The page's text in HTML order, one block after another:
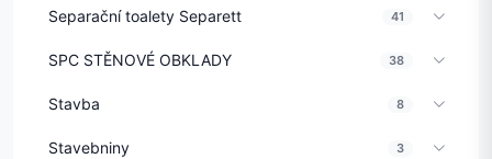
Separační toalety Separett 41
SPC STĚNOVÉ OBKLADY 38
Stavba 8
Stavebniny 3